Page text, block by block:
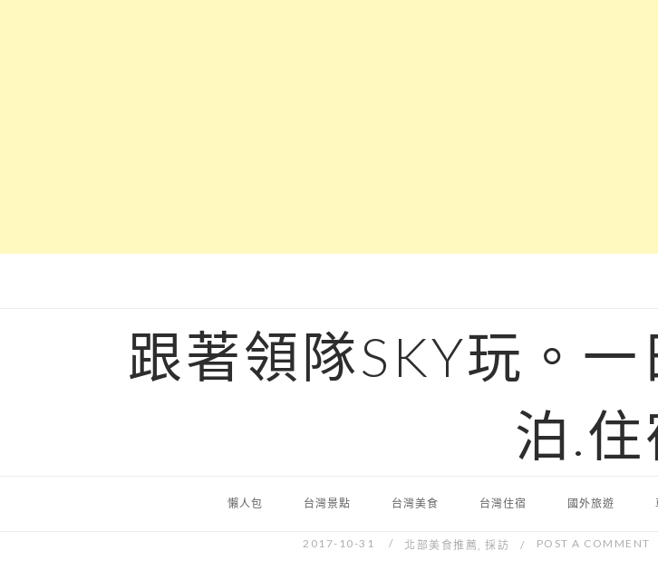
跟著領隊SKY玩。
泊.住
懶人包 台灣景點 台灣美食 台灣住宿 國外旅遊
2017-10-31 北部美食推薦 ,採訪 POST A COMMENT